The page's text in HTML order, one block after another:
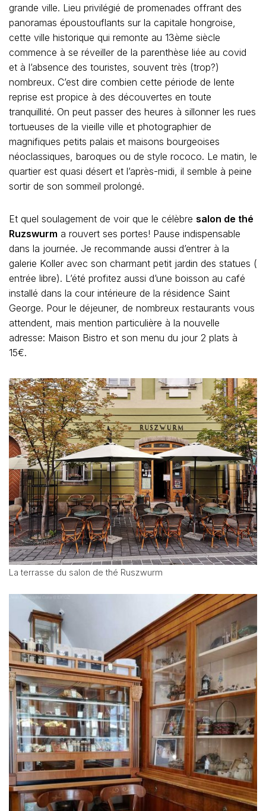
grande ville. Lieu privilégié de promenades offrant des
panoramas époustouflants sur la capitale hongroise,
cette ville historique qui remonte au 13ème siècle
commence à se réveiller de la parenthèse liée au covid
et à l’absence des touristes, souvent très (trop?)
nombreux. C’est dire combien cette période de lente
reprise est propice à des découvertes en toute
tranquillité. On peut passer des heures à sillonner les rues
tortueuses de la vieille ville et photographier de
magnifiques petits palais et maisons bourgeoises
néoclassiques, baroques ou de style rococo. Le matin, le
quartier est quasi désert et l’après-midi, il semble à peine
sortir de son sommeil prolongé.
Et quel soulagement de voir que le célèbre salon de thé
Ruzswurm a rouvert ses portes! Pause indispensable
dans la journée. Je recommande aussi d’entrer à la
galerie Koller avec son charmant petit jardin des statues (
entrée libre). L’été profitez aussi d’une boisson au café
installé dans la cour intérieure de la résidence Saint
George. Pour le déjeuner, de nombreux restaurants vous
attendent, mais mention particulière à la nouvelle
adresse: Maison Bistro et son menu du jour 2 plats à
15€.
La terrasse du salon de thé Ruszwurm